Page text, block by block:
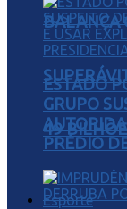
BALANÇA
49
Esporte
ESTADO
GRUPO
PRÉDIO